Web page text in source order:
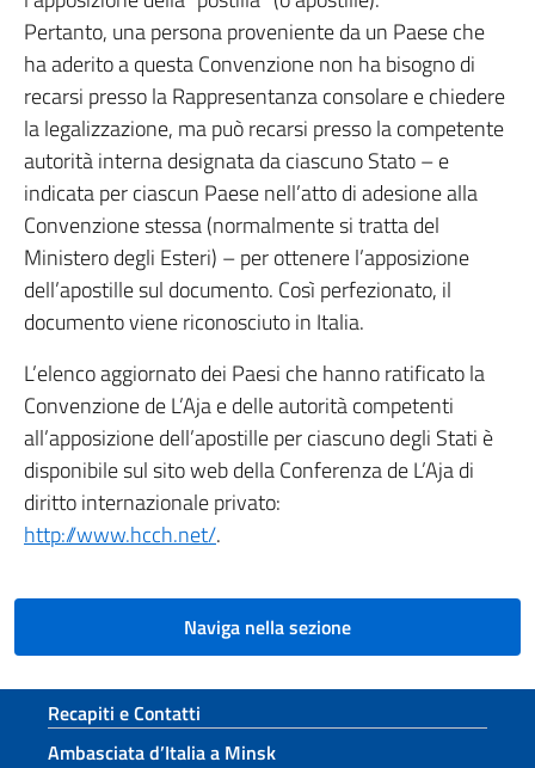
Pertanto, una persona proveniente da un Paese che
ha aderito a questa Convenzione non ha bisogno di
recarsi presso la Rappresentanza consolare e chiedere
la legalizzazione, ma può recarsi presso la competente
autorità interna designata da ciascuno Stato – e
indicata per ciascun Paese nell’atto di adesione alla
Convenzione stessa (normalmente si tratta del
Ministero degli Esteri) – per ottenere l’apposizione
dell’apostille sul documento. Così perfezionato, il
documento viene riconosciuto in Italia.
L’elenco aggiornato dei Paesi che hanno ratificato la
Convenzione de L’Aja e delle autorità competenti
all’apposizione dell’apostille per ciascuno degli Stati è
disponibile sul sito web della Conferenza de L’Aja di
diritto internazionale privato:
http://www.hcch.net/.
Naviga nella sezione
Sezione footer
Recapiti e Contatti
Ambasciata d’Italia a Minsk